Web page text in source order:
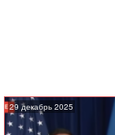
29 декабрь 2025